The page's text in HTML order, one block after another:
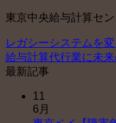
東京中央給与計算セ
レガシーシステムを
給与計算代行業に未
最新記事
11
6月